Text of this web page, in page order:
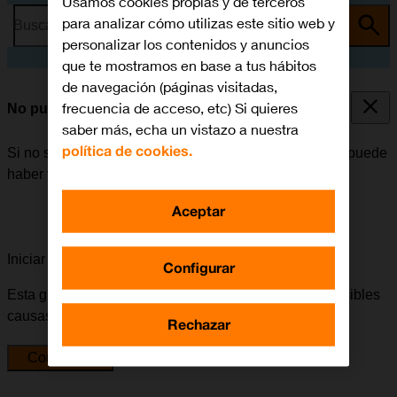
Busca por problema o tema
No puedo utilizar la función de Wi-Fi
Si no se puede utilizar la función de Wi-Fi en el móvil, puede
haber varias causas posibles al problema.
Iniciar la guía para solucionar tu problema
Esta guía te va a conducir a través de una serie de posibles
causas y soluciones al problema.
Comenzar
para analizar cómo utilizas este sitio web y
personalizar los contenidos y anuncios
que te mostramos en base a tus hábitos
de navegación (páginas visitadas,
frecuencia de acceso, etc) Si quieres
saber más, echa un vistazo a nuestra
política de cookies.
Configurar
Rechazar
Aceptar